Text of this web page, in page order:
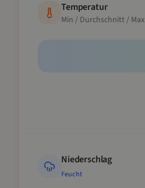
Temperatur
Min / Durchschnitt / Max
Niederschlag
Feucht